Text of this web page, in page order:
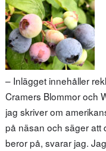
– Inlägget innehåller
Cramers Blommor och
jag skriver om
på näsan och säger att
beror på, svarar jag.